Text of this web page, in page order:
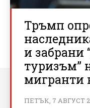
Тръмп
и забрани
туризъм”
мигранти
ПЕТЪК, 7 АВГУСТ